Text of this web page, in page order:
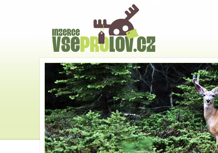
strana